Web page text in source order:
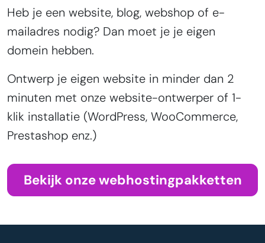
Heb je een website, blog, webshop of e-
mailadres nodig? Dan moet je je eigen
domein hebben.
Ontwerp je eigen website in minder dan 2
minuten met onze website-ontwerper of 1-
klik installatie (WordPress, WooCommerce,
Prestashop enz.)
Bekijk onze webhostingpakketten